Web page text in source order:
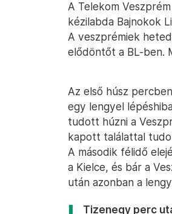
A Telekom
kézilabda Bajnokok
A veszprémiek
elődöntőt a BL-ben.
Az első húsz
egy lengyel
tudott húzni a
kapott találattal
A második félidő
a Kielce, és bár a
után azonban a
Tizenegy perc